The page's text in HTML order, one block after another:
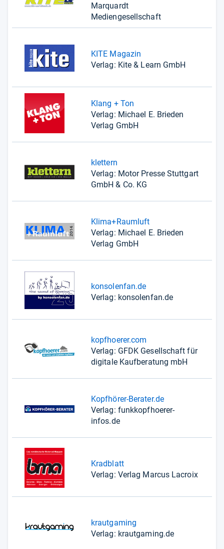
Marquardt
Mediengesellschaft
KITE Magazin
Verlag: Kite & Learn GmbH
Klang + Ton
Verlag: Michael E. Brieden
Verlag GmbH
klettern
Verlag: Motor Presse Stuttgart
GmbH & Co. KG
Klima+Raumluft
Verlag: Michael E. Brieden
Verlag GmbH
konsolenfan.de
Verlag: konsolenfan.de
kopfhoerer.com
Verlag: GFDK Gesellschaft für
digitale Kaufberatung mbH
Kopfhörer-Berater.de
Verlag: funkkopfhoerer-
infos.de
Kradblatt
Verlag: Verlag Marcus Lacroix
krautgaming
Verlag: krautgaming.de